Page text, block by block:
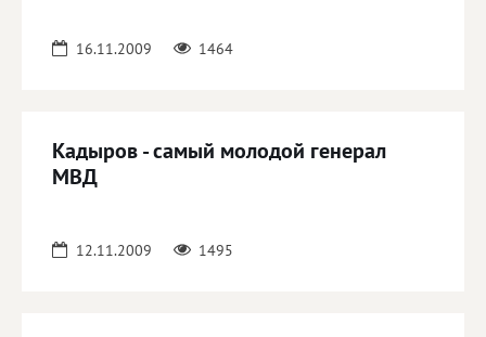
16.11.2009 1464
Кадыров - самый молодой генерал
МВД
12.11.2009 1495